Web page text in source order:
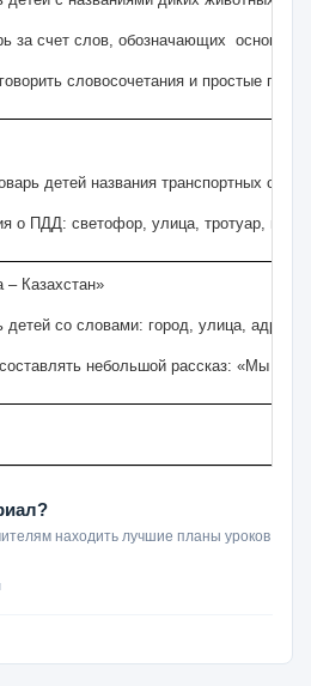
за счет слов, обозначающих основные
словосочетания и простые
детей названия транспортных
о ПДД: светофор, улица, тротуар,
Казахстан»
детей со словами: город, улица, адрес,
небольшой рассказ: «Мы
находить лучшие планы уроков